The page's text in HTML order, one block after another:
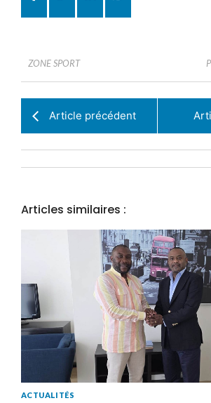
ZONE SPORT
Article précédent
Articles similaires :
ACTUALITÉS